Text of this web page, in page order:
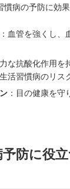
病の予防に効果
：血管を強くし、
力な抗酸化作用
活習慣病のリス
：目の健康を
予防に役